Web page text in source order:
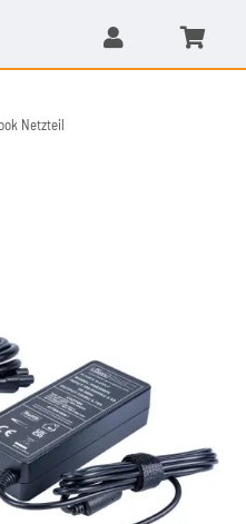
Netzteil